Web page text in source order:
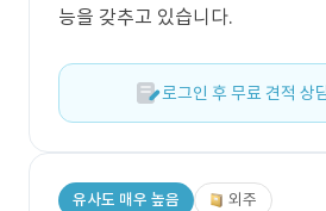
능을 갖추고 있습니다.
로그인 후 무료 견적 상
유사도 매우 높음 외주